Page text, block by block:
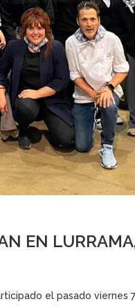
EN
el pasado viernes